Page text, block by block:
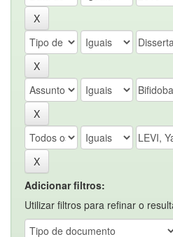
Adicionar filtros:
Utilizar filtros para refinar o